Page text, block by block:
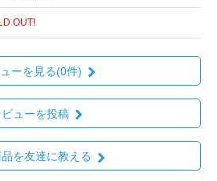
OUT!
ーを見る(0件)
ビューを投稿
を友達に教える